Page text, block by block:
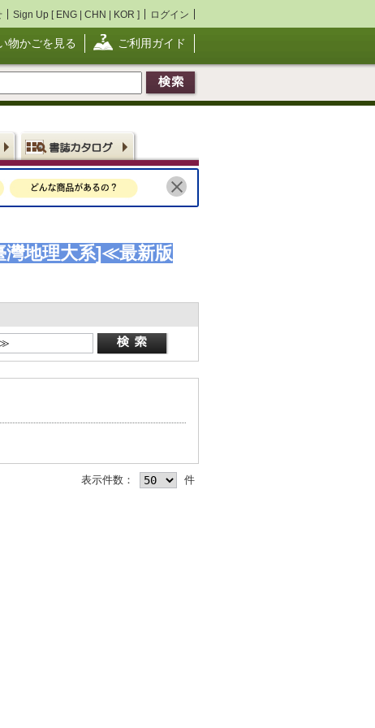
Sign Up [ ENG | CHN | KOR ] ログイン
物かごを見る ご利用ガイド
灣地理大系]≪最新版
表示件数： 件